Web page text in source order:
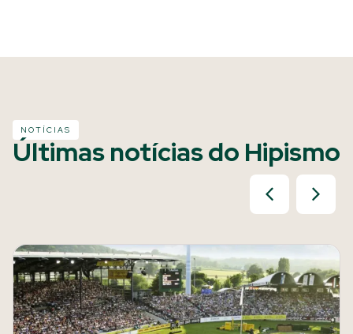
NOTÍCIAS
Últimas notícias do Hipismo